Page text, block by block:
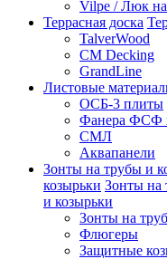
Vilpe / Люк на
Террасная доска
TalverWood
CM Decking
GrandLine
Листовые
ОСБ-3 плиты
Фанера ФСФ
СМЛ
Аквапанели
Зонты на трубы и
козырьки Зонты на
и козырьки
Зонты на
Флюгеры
Защитные